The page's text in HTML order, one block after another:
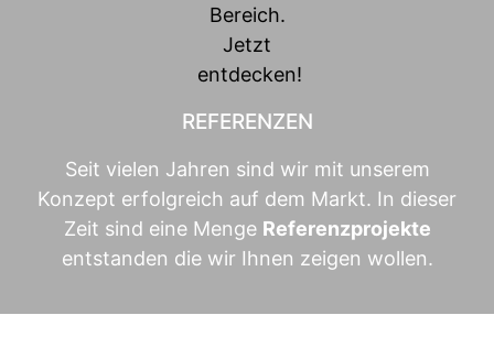
REFERENZEN
Seit vielen Jahren sind wir mit unserem
Konzept erfolgreich auf dem Markt. In dieser
Zeit sind eine Menge Referenzprojekte
entstanden die wir Ihnen zeigen wollen.